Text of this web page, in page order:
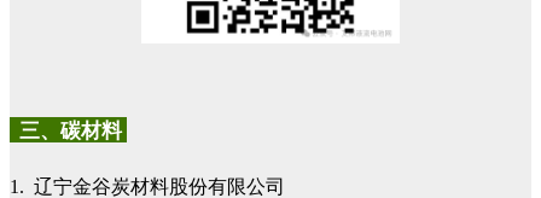
三、碳材料
1. 辽宁金谷炭材料股份有限公司